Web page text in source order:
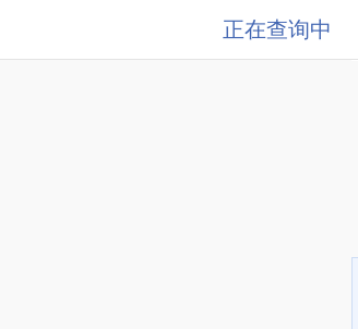
正在查询中